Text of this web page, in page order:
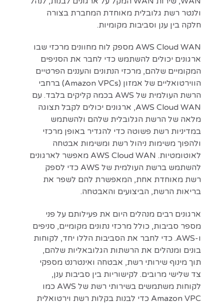
ולנטר רשת גלובלית מאוחדת המחברת בצורה
חלקה בין ענן וסביבות מקומיות.
AWS Cloud WAN מספק לוח מחוונים מרכזי שבו
ארגונים יכולים להשתמש כדי לחבר את הסניפים
המקומיים שלהם, מרכזי הנתונים והעננים הפרטיים
הווירטואליים של אמזון (Amazon VPCs) ברחבי
הרשת העולמית של AWS בכמה קליקים בלבד. עם
AWS Cloud WAN, ארגונים יכולים לקבל תצוגה
מלאה של הרשת הגלובלית שלהם ולהשתמש
במדיניות רשת פשוטה כדי להגדיר באופן מרכזי
ולהפוך משימות ניהול רשת ומשימות אבטחה
לאוטומטיות. AWS Cloud WAN מאפשר לארגונים
להשתמש ברשת העולמית של AWS כדי לספק
רשת מאוחדת אחת, המאפשרת להם לשפר את
בריאות הרשת, הביצועים והאבטחה.
ארגונים רבים מנהלים היום את פעילותם על פני
מספר סביבות, כולל מרכזי נתונים מקומיים, סניפים
ו-AWS. כדי לחבר את הסביבות הללו יחד, לקוחות
בונים ומנהלים את הרשתות הגלובאליות שלהם,
תוך מינוף שירותי רשת, אבטחה ואינטרנט מספקי
צד שלישי מרובים. לקישוריות בין סביבות ענן,
לקוחות משתמשים בשירותי רשת של AWS כמו
Amazon VPC כדי לבנות בקלות רשת וירטואלית